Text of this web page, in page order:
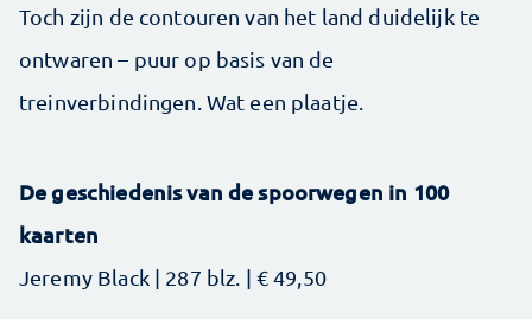
Toch zijn de contouren van het land duidelijk te
ontwaren – puur op basis van de
treinverbindingen. Wat een plaatje.
De geschiedenis van de spoorwegen in 100
kaarten
Jeremy Black | 287 blz. | € 49,50